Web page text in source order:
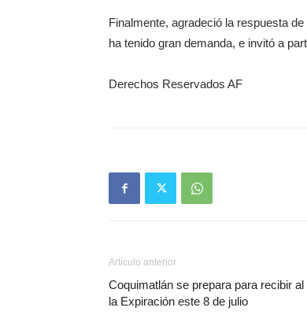
Finalmente, agradeció la respuesta
ha tenido gran demanda, e invitó a
Derechos Reservados AF
Artículo anterior
Coquimatlán se prepara para recibir al
la Expiración este 8 de julio